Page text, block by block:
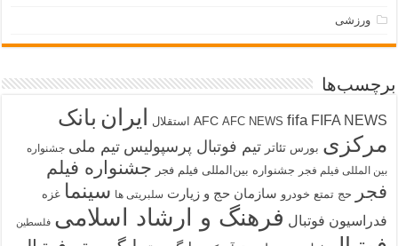
ورزشی
برچسب‌ها
AFC AFC NEWS fifa FIFA NEWS استقلال ایران بانک
مرکزی بورس تئاتر تیم فوتبال پرسپولیس تیم ملی جشنواره
بین المللی فیلم فجر جشنواره بین‌المللی فیلم فجر جشنواره فیلم
فجر
حج تمتع خودرو سازمان حج و زیارت سلبریتی ها سینما غزه
فدراسیون فوتبال فرهنگ و ارشاد اسلامی فلسطین